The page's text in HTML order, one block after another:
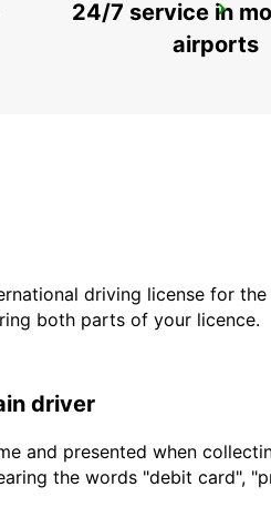
LISBON GARE DO ORIENTE RRS *RY*
24/7 service in
airports
driving license for
both parts of your licence.
driver
and presented when
the words "debit card",